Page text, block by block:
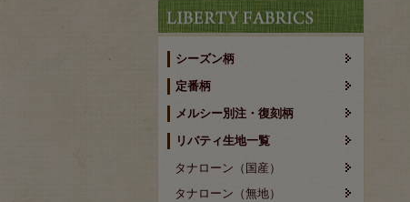
シーズン柄
定番柄
メルシー別注・復刻柄
リバティ生地一覧
タナローン（国産）
タナローン（無地）